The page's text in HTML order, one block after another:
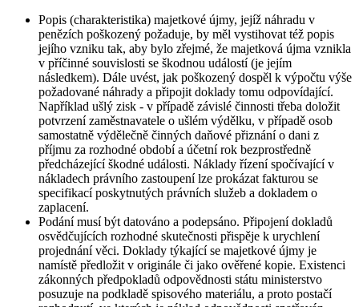
Popis (charakteristika) majetkové újmy, jejíž náhradu v
penězích poškozený požaduje, by měl vystihovat též popis
jejího vzniku tak, aby bylo zřejmé, že majetková újma vznikla
v příčinné souvislosti se škodnou událostí (je jejím
následkem). Dále uvést, jak poškozený dospěl k výpočtu výše
požadované náhrady a připojit doklady tomu odpovídající.
Například ušlý zisk - v případě závislé činnosti třeba doložit
potvrzení zaměstnavatele o ušlém výdělku, v případě osob
samostatně výdělečně činných daňové přiznání o dani z
příjmu za rozhodné období a účetní rok bezprostředně
předcházející škodné události. Náklady řízení spočívající v
nákladech právního zastoupení lze prokázat fakturou se
specifikací poskytnutých právních služeb a dokladem o
zaplacení.
Podání musí být datováno a podepsáno. Připojení dokladů
osvědčujících rozhodné skutečnosti přispěje k urychlení
projednání věci. Doklady týkající se majetkové újmy je
namístě předložit v originále či jako ověřené kopie. Existenci
zákonných předpokladů odpovědnosti státu ministerstvo
posuzuje na podkladě spisového materiálu, a proto postačí